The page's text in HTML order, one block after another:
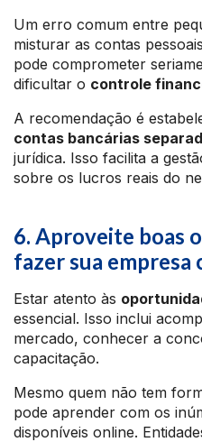
Um erro comum entre
misturar as contas
pode comprometer
dificultar o controle
A recomendação é
contas bancárias
jurídica. Isso facilita a
sobre os lucros reais do
6. Aproveite boas
fazer sua empresa
Estar atento às
essencial. Isso inclui
mercado, conhecer a
capacitação.
Mesmo quem não tem
pode aprender com os
disponíveis online.